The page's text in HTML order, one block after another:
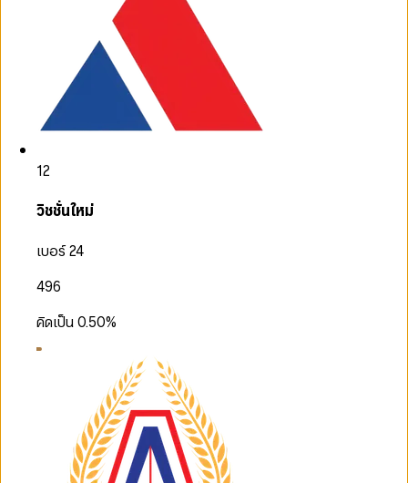
12
วิชชั่นใหม่
เบอร์ 24
496
คิดเป็น0.50%